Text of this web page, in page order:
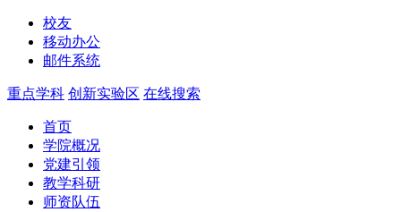
校友
移动办公
邮件系统
重点学科 创新实验区 在线搜索
首页
学院概况
党建引领
教学科研
师资队伍